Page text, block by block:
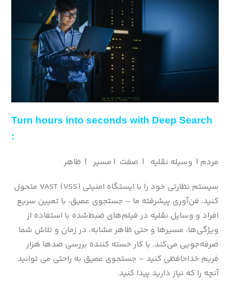
Turn hours into seconds with Deep Search
:
مردم | وسیله نقلیه | صفت | مسیر | ظاهر
سیستم نظارتی خود را با ایستگاه امنیتی VAST (VSS) متحول
کنید. فن‌آوری پیشرفته ما – جستجوی عمیق، با تعیین سریع
افراد و وسایل نقلیه در فیلم‌های ضبط‌شده با استفاده از
ویژگی‌ها، مسیرها و حتی ظاهر مشابه، در زمان و تلاش شما
صرفه‌جویی می‌کند. با کار خسته کننده بررسی صدها هزار
فریم خداحافظی کنید – جستجوی عمیق به راحتی می توانید
آنچه را که نیاز دارید پیدا کنید.